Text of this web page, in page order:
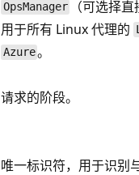
OpsManager
（可选择
用于所有 Linux 代理的
Azure。
请求的阶段。
唯一标识符，用于识别